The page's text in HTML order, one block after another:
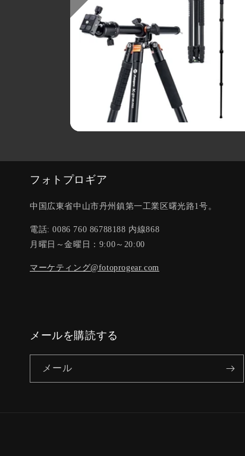
フォトプロギア
中国広東省中山市丹州鎮第一工業区曙光路1号。
電話: 0086 760 86788188 内線868
月曜日～金曜日：9:00～20:00
マーケティング@fotoprogear.com
メールを購読する
メール